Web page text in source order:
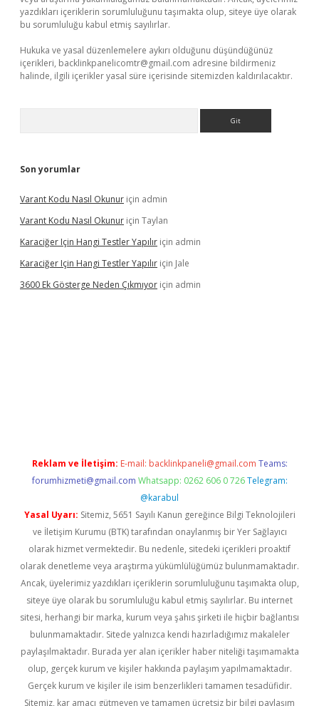
yazdıkları içeriklerin sorumluluğunu taşımakta olup, siteye üye olarak
bu sorumluluğu kabul etmiş sayılırlar.
Hukuka ve yasal düzenlemelere aykırı olduğunu düşündüğünüz
içerikleri, backlinkpanelicomtr@gmail.com adresine bildirmeniz
halinde, ilgili içerikler yasal süre içerisinde sitemizden kaldırılacaktır.
Son yorumlar
Varant Kodu Nasıl Okunur için admin
Varant Kodu Nasıl Okunur için Taylan
Karaciğer Için Hangi Testler Yapılır için admin
Karaciğer Için Hangi Testler Yapılır için Jale
3600 Ek Gösterge Neden Çıkmıyor için admin
Reklam ve İletişim: E-mail: backlinkpaneli@gmail.com Teams:
forumhizmeti@gmail.com Whatsapp: 0262 606 0 726 Telegram:
@karabul
Yasal Uyarı: Sitemiz, 5651 Sayılı Kanun gereğince Bilgi Teknolojileri
ve İletişim Kurumu (BTK) tarafından onaylanmış bir Yer Sağlayıcı
olarak hizmet vermektedir. Bu nedenle, sitedeki içerikleri proaktif
olarak denetleme veya araştırma yükümlülüğümüz bulunmamaktadır.
Ancak, üyelerimiz yazdıkları içeriklerin sorumluluğunu taşımakta olup,
siteye üye olarak bu sorumluluğu kabul etmiş sayılırlar. Bu internet
sitesi, herhangi bir marka, kurum veya şahıs şirketi ile hiçbir bağlantısı
bulunmamaktadır. Sitede yalnızca kendi hazırladığımız makaleler
paylaşılmaktadır. Burada yer alan içerikler haber niteliği taşımamakta
olup, gerçek kurum ve kişiler hakkında paylaşım yapılmamaktadır.
Gerçek kurum ve kişiler ile isim benzerlikleri tamamen tesadüfidir.
Sitemiz, kar amacı gütmeyen ve tamamen ücretsiz bir bilgi paylaşım